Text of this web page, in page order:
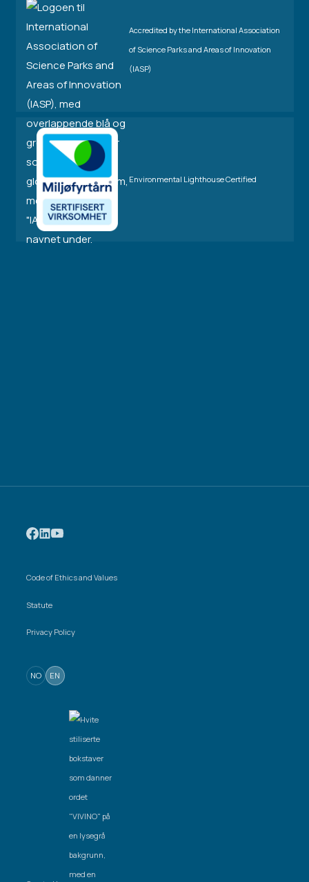
Accredited by the International Association
of Science Parks and Areas of Innovation
(IASP)
Environmental Lighthouse Certified
Code of Ethics and Values
Statute
Privacy Policy
NO EN